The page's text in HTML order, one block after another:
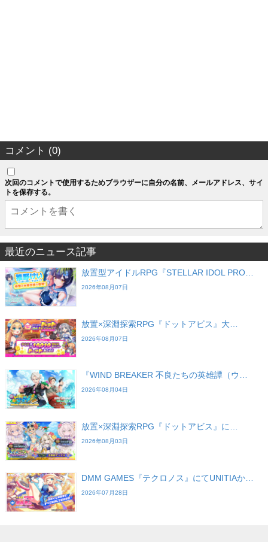
コメント (0)
次回のコメントで使用するためブラウザーに自分の名前、メールアドレス、サイ
トを保存する。
最近のニュース記事
放置型アイドルRPG『STELLAR IDOL PRO…
2026年08月07日
放置×深淵探索RPG『ドットアビス』大…
2026年08月07日
『WIND BREAKER 不良たちの英雄譚（ウ…
2026年08月04日
放置×深淵探索RPG『ドットアビス』に…
2026年08月03日
DMM GAMES『テクロノス』にてUNITIAか…
2026年07月28日